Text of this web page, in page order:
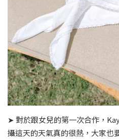
➤ 對於跟女兒的第一次合作，
攝這天的天氣真的很熱，大家也